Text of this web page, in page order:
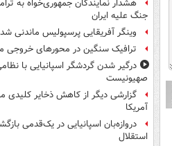
هشدار نمایندگان جمهوری‌خواه به
جنگ علیه ایران
وینگر آفریقایی پرسپولیس ماندنی شد
ترافیک سنگین در محورهای خروجی
درگیر شدن گردشگر اسپانیایی با
صهیونیست
گزارشی دیگر از کاهش ذخایر کلیدی
آمریکا
دروازه‌بان اسپانیایی در یک‌قدمی
استقلال